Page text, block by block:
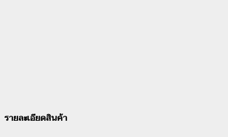
รายละเอียดสินค้า